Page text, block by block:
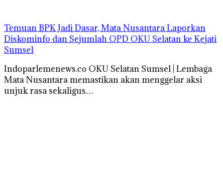
Temuan BPK Jadi Dasar, Mata Nusantara Laporkan
Diskominfo dan Sejumlah OPD OKU Selatan ke Kejati
Sumsel
Indoparlemenews.co OKU Selatan Sumsel | Lembaga
Mata Nusantara memastikan akan menggelar aksi
unjuk rasa sekaligus…